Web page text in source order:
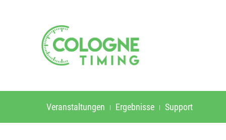
Veranstaltungen Ergebnisse Support